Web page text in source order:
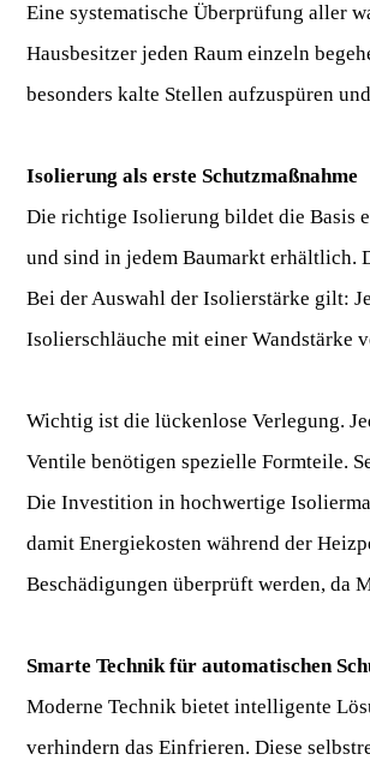
Eine systematische Überprüfung aller
Hausbesitzer jeden Raum einzeln
besonders kalte Stellen aufzuspüren
Isolierung als erste Schutzmaßnahme
Die richtige Isolierung bildet die Basis
und sind in jedem Baumarkt erhältlich.
Bei der Auswahl der Isolierstärke gilt:
Isolierschläuche mit einer Wandstärke
Wichtig ist die lückenlose Verlegung.
Ventile benötigen spezielle Formteile.
Die Investition in hochwertige
damit Energiekosten während der
Beschädigungen überprüft werden, da
Smarte Technik für automatischen
Moderne Technik bietet intelligente
verhindern das Einfrieren. Diese